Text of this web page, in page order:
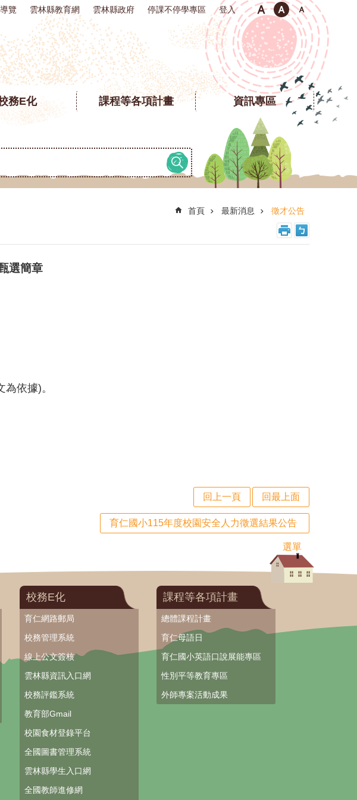
覽 雲林縣教育網 雲林縣政府 停課不停學專區 登入
務E化 課程等各項計畫 資訊專區
首頁 最新消息 徵才公告
選簡章
依據)。
回上一頁 回最上面
育仁國小115年度校園安全人力徵選結果公告
選單
校務E化
育仁網路郵局
校務管理系統
線上公文簽核
雲林縣資訊入口網
校務評鑑系統
教育部Gmail
校園食材登錄平台
全國圖書管理系統
雲林縣學生入口網
全國教師進修網
課程等各項計畫
總體課程計畫
育仁母語日
育仁國小英語口說展能專區
性別平等教育專區
外師專案活動成果